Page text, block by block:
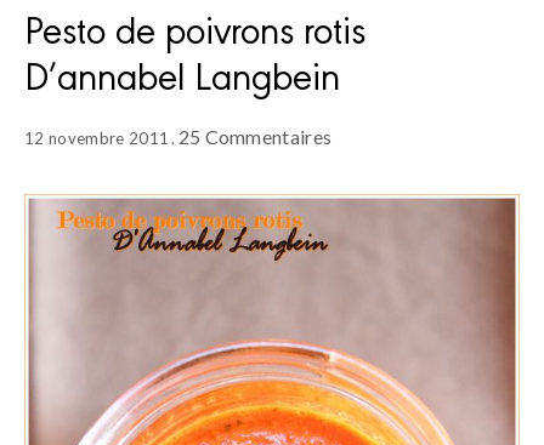
Pesto de poivrons rotis
D’annabel Langbein
12 novembre 2011 25 Commentaires